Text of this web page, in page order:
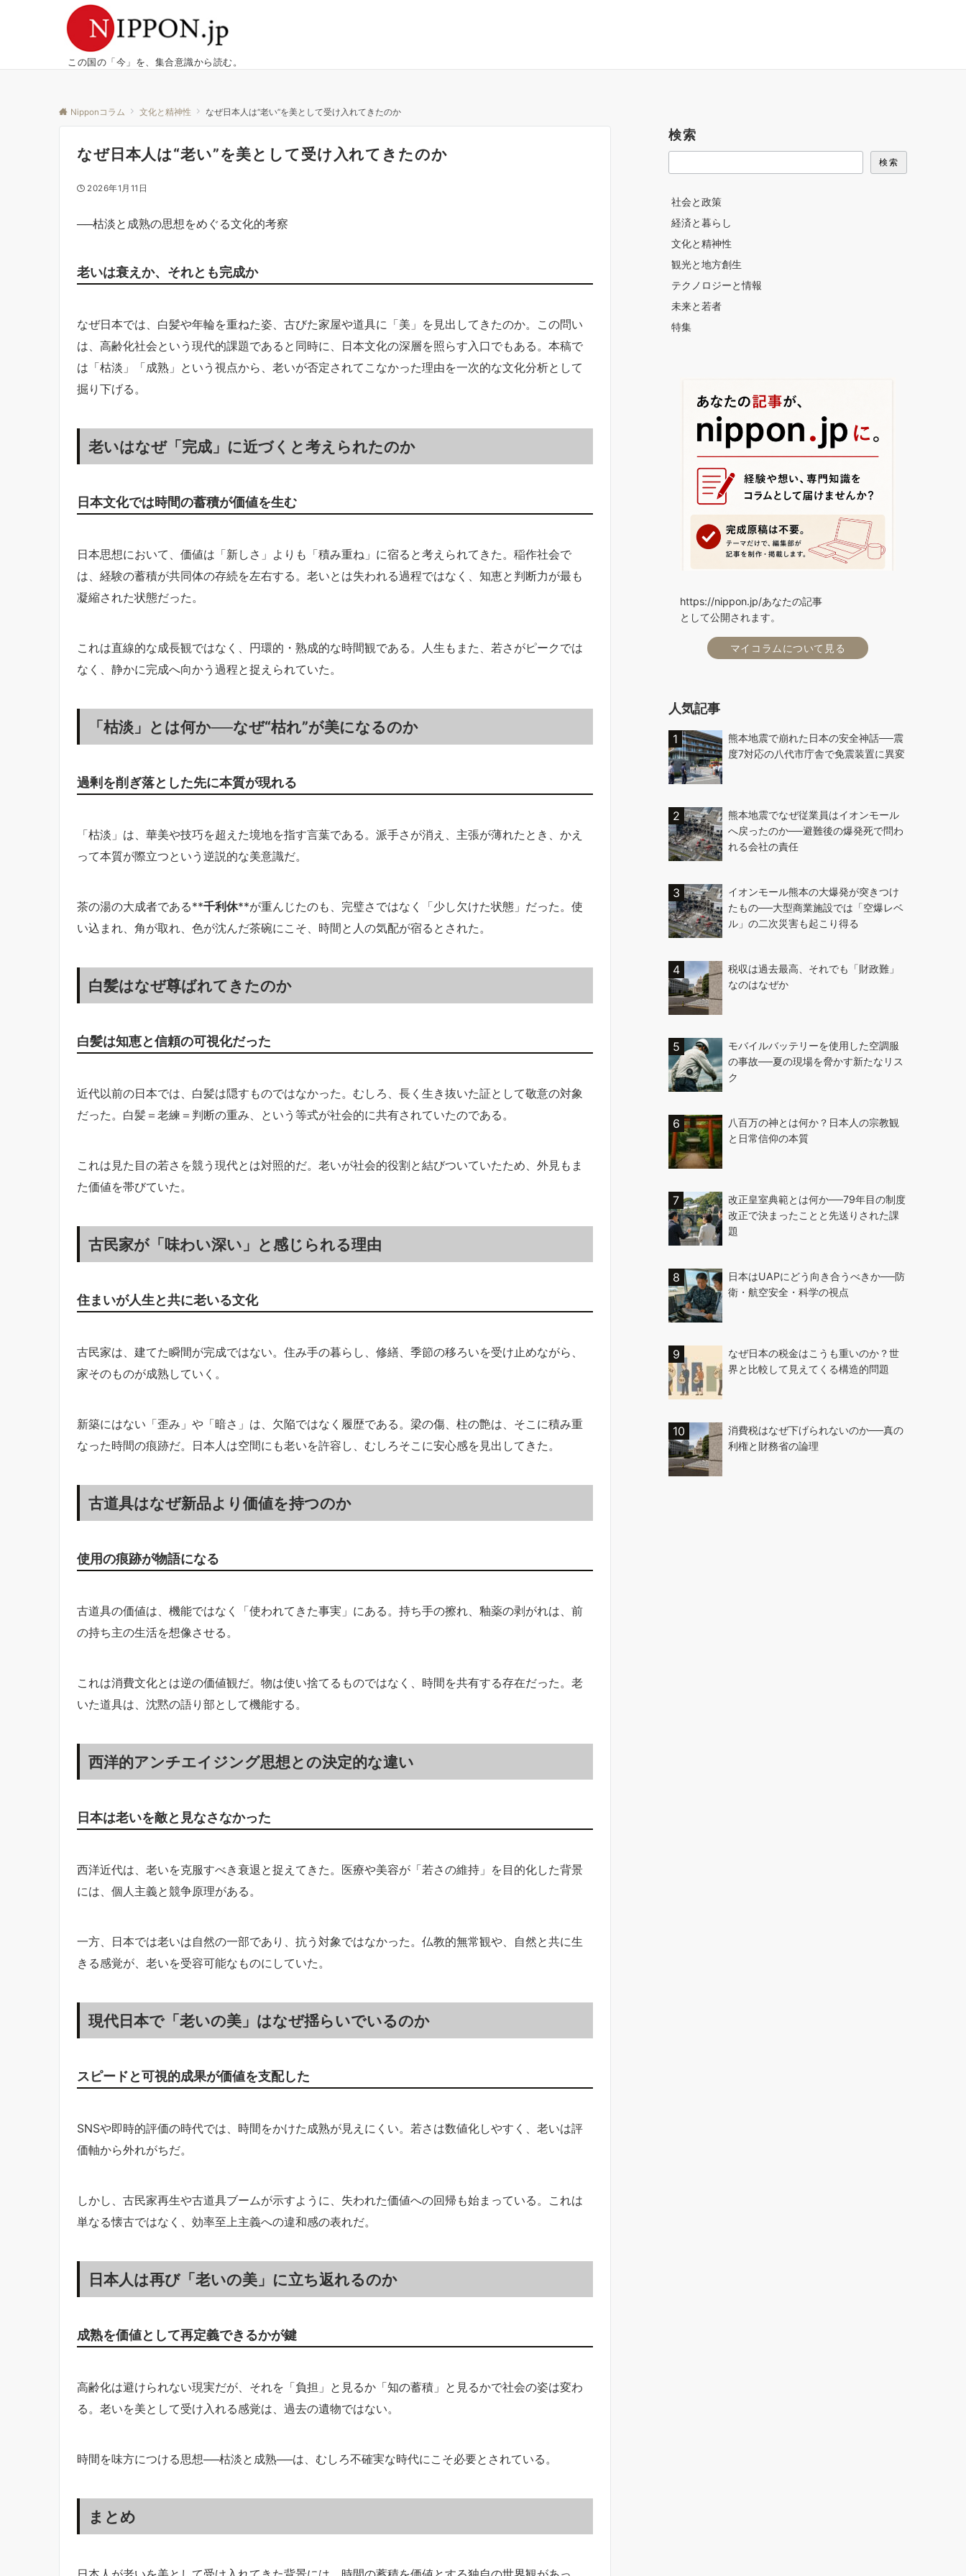
この国の「今」を、集合意識から読む。
Nipponコラム 文化と精神性 なぜ日本人は“老い”を美として受け入れてきたのか
なぜ日本人は“老い”を美として受け入れてきたのか
2026年1月11日
──枯淡と成熟の思想をめぐる文化的考察
老いは衰えか、それとも完成か
なぜ日本では、白髪や年輪を重ねた姿、古びた家屋や道具に「美」を見出してきたのか。この問い
は、高齢化社会という現代的課題であると同時に、日本文化の深層を照らす入口でもある。本稿で
は「枯淡」「成熟」という視点から、老いが否定されてこなかった理由を一次的な文化分析として
掘り下げる。
老いはなぜ「完成」に近づくと考えられたのか
日本文化では時間の蓄積が価値を生む
日本思想において、価値は「新しさ」よりも「積み重ね」に宿ると考えられてきた。稲作社会で
は、経験の蓄積が共同体の存続を左右する。老いとは失われる過程ではなく、知恵と判断力が最も
凝縮された状態だった。
これは直線的な成長観ではなく、円環的・熟成的な時間観である。人生もまた、若さがピークでは
なく、静かに完成へ向かう過程と捉えられていた。
「枯淡」とは何か──なぜ“枯れ”が美になるのか
過剰を削ぎ落とした先に本質が現れる
「枯淡」は、華美や技巧を超えた境地を指す言葉である。派手さが消え、主張が薄れたとき、かえ
って本質が際立つという逆説的な美意識だ。
茶の湯の大成者である**千利休**が重んじたのも、完璧さではなく「少し欠けた状態」だった。使
い込まれ、角が取れ、色が沈んだ茶碗にこそ、時間と人の気配が宿るとされた。
白髪はなぜ尊ばれてきたのか
白髪は知恵と信頼の可視化だった
近代以前の日本では、白髪は隠すものではなかった。むしろ、長く生き抜いた証として敬意の対象
だった。白髪＝老練＝判断の重み、という等式が社会的に共有されていたのである。
これは見た目の若さを競う現代とは対照的だ。老いが社会的役割と結びついていたため、外見もま
た価値を帯びていた。
古民家が「味わい深い」と感じられる理由
住まいが人生と共に老いる文化
古民家は、建てた瞬間が完成ではない。住み手の暮らし、修繕、季節の移ろいを受け止めながら、
家そのものが成熟していく。
新築にはない「歪み」や「暗さ」は、欠陥ではなく履歴である。梁の傷、柱の艶は、そこに積み重
なった時間の痕跡だ。日本人は空間にも老いを許容し、むしろそこに安心感を見出してきた。
古道具はなぜ新品より価値を持つのか
使用の痕跡が物語になる
古道具の価値は、機能ではなく「使われてきた事実」にある。持ち手の擦れ、釉薬の剥がれは、前
の持ち主の生活を想像させる。
これは消費文化とは逆の価値観だ。物は使い捨てるものではなく、時間を共有する存在だった。老
いた道具は、沈黙の語り部として機能する。
西洋的アンチエイジング思想との決定的な違い
日本は老いを敵と見なさなかった
西洋近代は、老いを克服すべき衰退と捉えてきた。医療や美容が「若さの維持」を目的化した背景
には、個人主義と競争原理がある。
一方、日本では老いは自然の一部であり、抗う対象ではなかった。仏教的無常観や、自然と共に生
きる感覚が、老いを受容可能なものにしていた。
現代日本で「老いの美」はなぜ揺らいでいるのか
スピードと可視的成果が価値を支配した
SNSや即時的評価の時代では、時間をかけた成熟が見えにくい。若さは数値化しやすく、老いは評
価軸から外れがちだ。
しかし、古民家再生や古道具ブームが示すように、失われた価値への回帰も始まっている。これは
単なる懐古ではなく、効率至上主義への違和感の表れだ。
日本人は再び「老いの美」に立ち返れるのか
成熟を価値として再定義できるかが鍵
高齢化は避けられない現実だが、それを「負担」と見るか「知の蓄積」と見るかで社会の姿は変わ
る。老いを美として受け入れる感覚は、過去の遺物ではない。
時間を味方につける思想──枯淡と成熟──は、むしろ不確実な時代にこそ必要とされている。
まとめ
検索
検索
社会と政策
経済と暮らし
文化と精神性
観光と地方創生
テクノロジーと情報
未来と若者
特集
https://nippon.jp/あなたの記事
として公開されます。
マイコラムについて見る
人気記事
熊本地震で崩れた日本の安全神話──震
度7対応の八代市庁舎で免震装置に異変
熊本地震でなぜ従業員はイオンモール
へ戻ったのか──避難後の爆発死で問わ
れる会社の責任
イオンモール熊本の大爆発が突きつけ
たもの──大型商業施設では「空爆レベ
ル」の二次災害も起こり得る
税収は過去最高、それでも「財政難」
なのはなぜか
モバイルバッテリーを使用した空調服
の事故──夏の現場を脅かす新たなリス
ク
八百万の神とは何か？日本人の宗教観
と日常信仰の本質
改正皇室典範とは何か──79年目の制度
改正で決まったことと先送りされた課
題
日本はUAPにどう向き合うべきか──防
衛・航空安全・科学の視点
なぜ日本の税金はこうも重いのか？世
界と比較して見えてくる構造的問題
消費税はなぜ下げられないのか──真の
利権と財務省の論理